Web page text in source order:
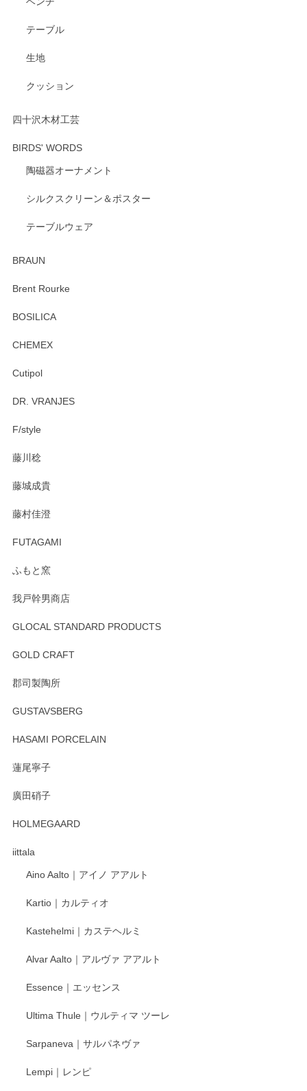
テーブル
生地
クッション
四十沢木材工芸
BIRDS' WORDS
陶磁器オーナメント
シルクスクリーン＆ポスター
テーブルウェア
BRAUN
Brent Rourke
BOSILICA
CHEMEX
Cutipol
DR. VRANJES
F/style
藤川稔
藤城成貴
藤村佳澄
FUTAGAMI
ふもと窯
我戸幹男商店
GLOCAL STANDARD PRODUCTS
GOLD CRAFT
郡司製陶所
GUSTAVSBERG
HASAMI PORCELAIN
蓮尾寧子
廣田硝子
HOLMEGAARD
iittala
Aino Aalto｜アイノ アアルト
Kartio｜カルティオ
Kastehelmi｜カステヘルミ
Alvar Aalto｜アルヴァ アアルト
Essence｜エッセンス
Ultima Thule｜ウルティマ ツーレ
Sarpaneva｜サルパネヴァ
Lempi｜レンピ